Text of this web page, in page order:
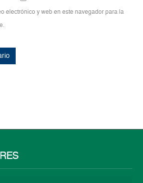
electrónico y web en este navegador para la